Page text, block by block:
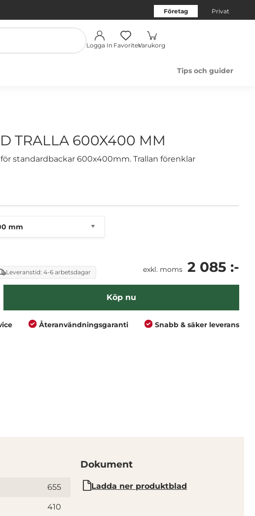
Företag Privat
Logga In FavoriterVarukorg
Tips och guider
TRALLA 600X400 MM
standardbackar 600x400mm. Trallan förenklar
Leveranstid: 4-6 arbetsdagar exkl. moms 2 085 :-
Köp nu
Återanvändningsgaranti Snabb & säker leverans
655
410
Dokument
Ladda ner produktblad
Privat